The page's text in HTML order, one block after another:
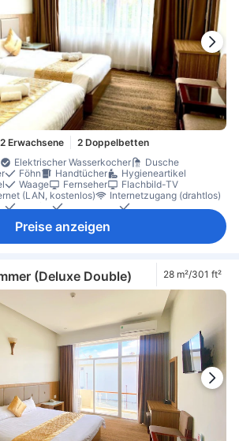
Erwachsene
2 Doppelbetten
Elektrischer Wasserkocher
Dusche
Föhn Handtücher
Hygieneartikel
Waage Fernseher
Flachbild-TV
(LAN, kostenlos)
Internetzugang (drahtlos)
Telefon Bettwäsche
Hausschuhe
Ventilator
Vorhänge zur Verdunkelung
Essbereich (separat)
Teppichboden
Kleiderschrank
Schließfach
Nichtraucher
Sicherheitsfunktionen
Preise anzeigen
(Deluxe Double) 28 m²/301 ft²